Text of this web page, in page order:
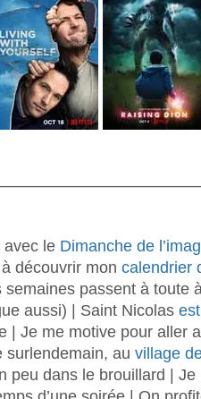
avec le Dimanche de
découvrir mon calendrier
semaines passent à toute
aussi) | Saint Nicolas
| Je me motive pour aller
surlendemain, au village
peu dans le brouillard | Je